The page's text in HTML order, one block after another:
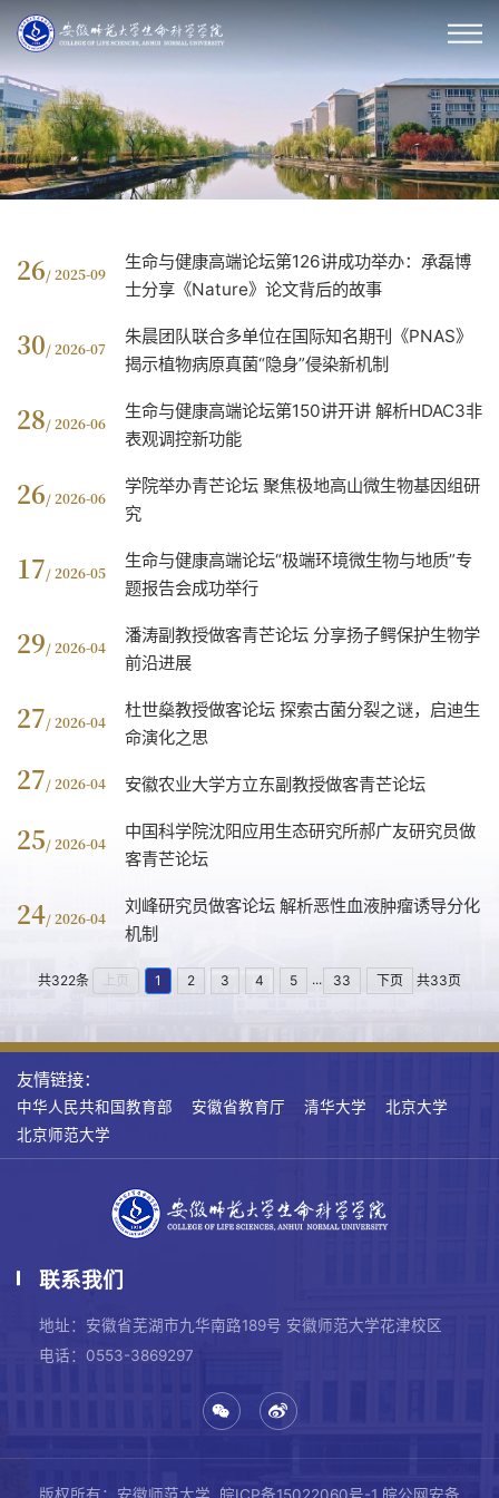
26/ 2025-09
生命与健康高端论坛第126讲成功举办：承磊博
士分享《Nature》论文背后的故事
30/ 2026-07
朱晨团队联合多单位在国际知名期刊《PNAS》
揭示植物病原真菌“隐身”侵染新机制
28/ 2026-06
生命与健康高端论坛第150讲开讲 解析HDAC3非
表观调控新功能
26/ 2026-06
学院举办青芒论坛 聚焦极地高山微生物基因组研
究
17/ 2026-05
生命与健康高端论坛“极端环境微生物与地质”专
题报告会成功举行
29/ 2026-04
潘涛副教授做客青芒论坛 分享扬子鳄保护生物学
前沿进展
27/ 2026-04
杜世燊教授做客论坛 探索古菌分裂之谜，启迪生
命演化之思
27/ 2026-04 安徽农业大学方立东副教授做客青芒论坛
25/ 2026-04
中国科学院沈阳应用生态研究所郝广友研究员做
客青芒论坛
24/ 2026-04
刘峰研究员做客论坛 解析恶性血液肿瘤诱导分化
机制
共322条 上页 1 2 3 4 5 ... 33 下页 共33页
友情链接：
中华人民共和国教育部 安徽省教育厅 清华大学
北京大学
北京师范大学
联系我们
地址：安徽省芜湖市九华南路189号 安徽师范大学花津校区
电话：0553-3869297